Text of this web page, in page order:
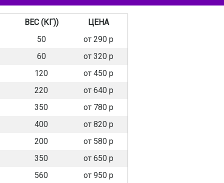
ВЕС (КГ))
ЦЕНА
50
от 290 р
60
от 320 р
120
от 450 р
220
от 640 р
350
от 780 р
400
от 820 р
200
от 580 р
350
от 650 р
560
от 950 р